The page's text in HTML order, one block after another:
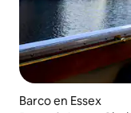
Barco en Essex